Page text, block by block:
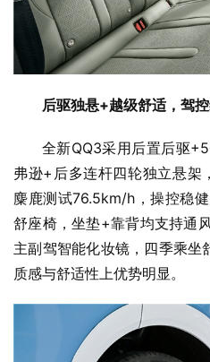
后驱独悬+越级舒适，驾
全新QQ3采用后置后驱
弗逊+后多连杆四轮独立悬架
麋鹿测试76.5km/h，操控稳
舒座椅，坐垫+靠背均支持通
主副驾智能化妆镜，四季乘
质感与舒适性上优势明显。